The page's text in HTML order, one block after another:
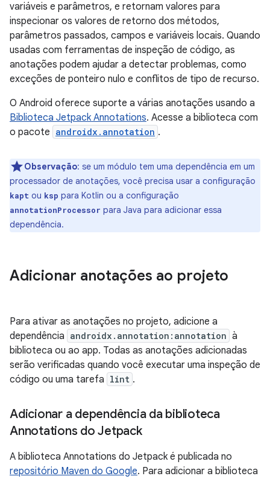
variáveis e parâmetros, e retornam valores para
inspecionar os valores de retorno dos métodos,
parâmetros passados, campos e variáveis locais. Quando
usadas com ferramentas de inspeção de código, as
anotações podem ajudar a detectar problemas, como
exceções de ponteiro nulo e conflitos de tipo de recurso.
O Android oferece suporte a várias anotações usando a
Biblioteca Jetpack Annotations. Acesse a biblioteca com
o pacote androidx.annotation .
Observação: se um módulo tem uma dependência em um
processador de anotações, você precisa usar a configuração
kapt ou ksp para Kotlin ou a configuração
annotationProcessor para Java para adicionar essa
dependência.
Adicionar anotações ao projeto
Para ativar as anotações no projeto, adicione a
dependência androidx.annotation:annotation à
biblioteca ou ao app. Todas as anotações adicionadas
serão verificadas quando você executar uma inspeção de
código ou uma tarefa lint .
Adicionar a dependência da biblioteca
Annotations do Jetpack
A biblioteca Annotations do Jetpack é publicada no
repositório Maven do Google. Para adicionar a biblioteca